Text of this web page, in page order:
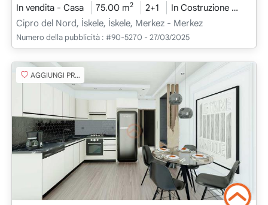
In vendita - Casa 75.00 m2 2+1 In Costruzione
Cipro del Nord, İskele, İskele, Merkez - Merkez
Numero della pubblicità : #90-5270 - 27/03/2025
AGGIUNGI PREFERITO